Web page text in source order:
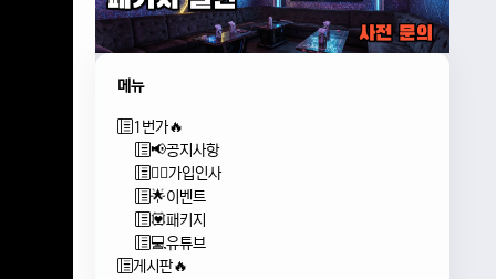
메뉴
1번가🔥
📢공지사항
🙇‍♂️가입인사
🌟이벤트
💟패키지
💻유튜브
게시판🔥